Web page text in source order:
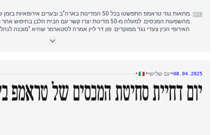
⌨
מחאות נגד טראמפ התפשטו בכל 50 המדינות בארה"ב ובערים
מהשפעות המכסים. למעלה מ-50 מדינות יצרו קשר עם הבית
האירופי הכין צעדי נגד ממוקדים. פון דר ליין אמרה לסטארמר שהיא "מוכנה
האפיפיור פרנציסקו הופיע במפתיע בכיכר סן פייטרו ליובל החולים, כשהוא
נער בן 13 נפצע אנושות לאחר שירה בעצמו בטעות עם נשק השירות של אחיו.
08.04.2025
•יום שלישי•
•
יום דחיית סחיטת המכסים של טראמפ